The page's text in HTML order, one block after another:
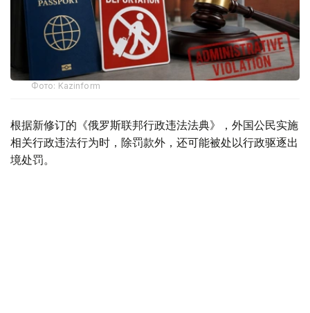
Фото: Kazinform
根据新修订的《俄罗斯联邦行政违法法典》，外国公民实施
相关行政违法行为时，除罚款外，还可能被处以行政驱逐出
境处罚。